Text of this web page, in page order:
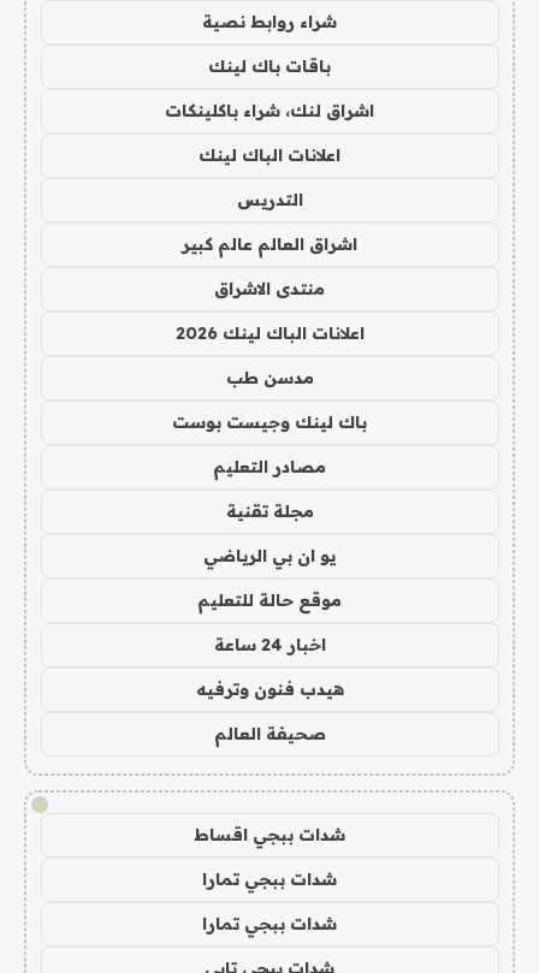
شراء روابط نصية
باقات باك لينك
اشراق لنك، شراء باكلينكات
اعلانات الباك لينك
التدريس
اشراق العالم عالم كبير
منتدى الاشراق
اعلانات الباك لينك 2026
مدسن طب
باك لينك وجيست بوست
مصادر التعليم
مجلة تقنية
يو ان بي الرياضي
موقع حالة للتعليم
اخبار 24 ساعة
هيدب فنون وترفيه
صحيفة العالم
!
شدات ببجي اقساط
شدات ببجي تمارا
شدات ببجي تمارا
شدات ببجي تابي